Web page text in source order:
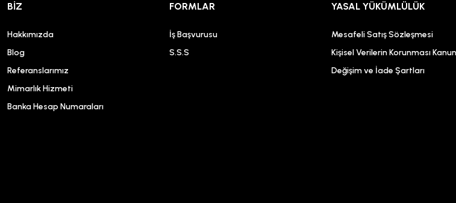
BİZ
Hakkımızda
Blog
Referanslarımız
Mimarlık Hizmeti
Banka Hesap Numaraları
FORMLAR
İş Başvurusu
S.S.S
YASAL YÜKÜMLÜLÜK
Mesafeli Satış Sözleşmesi
Kişisel Verilerin Korunması
Değişim ve İade Şartları